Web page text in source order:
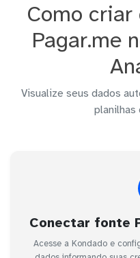
Como criar
Pagar.me
Visualize seus dados
planilhas
Conectar fonte
Acesse a Kondado e